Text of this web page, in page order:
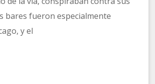
bares fueron especialmente
y el